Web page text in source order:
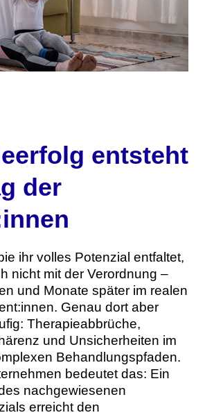
entsteht
der
ihr volles Potenzial entfaltet,
nicht mit der Verordnung –
und Monate später im realen
Genau dort aber
Therapieabbrüche,
und Unsicherheiten im
Behandlungspfaden.
bedeutet das: Ein
nachgewiesenen
erreicht den